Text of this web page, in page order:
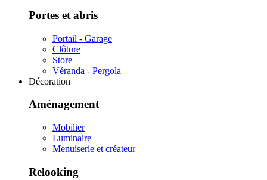
Portes et abris
Portail - Garage
Clôture
Store
Véranda - Pergola
Décoration
Aménagement
Mobilier
Luminaire
Menuiserie et créateur
Relooking